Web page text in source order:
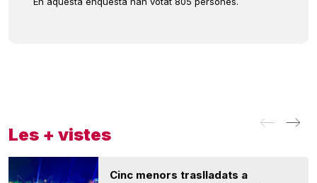
Les + vistes
Cinc menors traslladats a